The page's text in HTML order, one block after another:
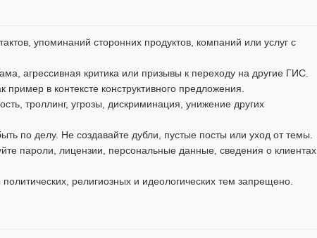
упоминаний сторонних продуктов, компаний или услуг с
агрессивная критика или призывы к переходу на другие ГИС.
в контексте конструктивного предложения.
троллинг, угрозы, дискриминация, унижение других
по делу. Не создавайте дубли, пустые посты или уход от темы.
пароли, лицензии, персональные данные, сведения о клиентах
религиозных и идеологических тем запрещено.